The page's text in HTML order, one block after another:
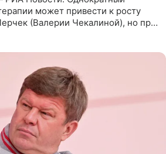
может привести к росту
(Валерии Чекалиной), но при